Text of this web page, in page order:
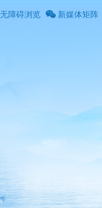
无障碍浏览 新媒体矩阵